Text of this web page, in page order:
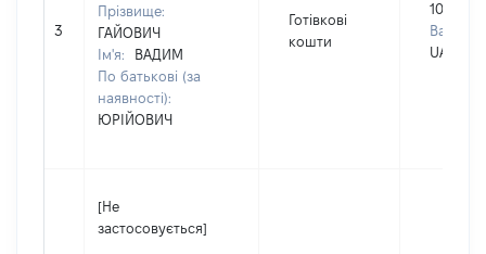
3
Прізвище:
ГАЙОВИЧ
Ім'я:
ВАДИМ
По батькові (за
наявності):
ЮРІЙОВИЧ
Готівкові
кошти
100000
Валюта:
UAH
[Не
застосовується]